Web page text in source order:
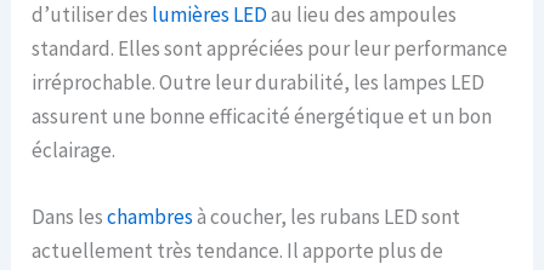
d’utiliser des lumières LEDau lieu des ampoules
standard. Elles sont appréciées pour leur performance
irréprochable. Outre leur durabilité, les lampes LED
assurent une bonne efficacité énergétique et un bon
éclairage.
Dans leschambresà coucher, les rubans LED sont
actuellement très tendance. Il apporte plus de